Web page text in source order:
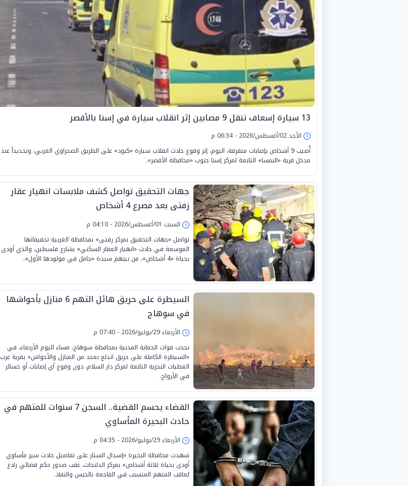
13 سيارة إسعاف تنقل 9 مصابين إثر انقلاب سيارة في إسنا بالأقصر
الأحد 02/أغسطس/2026 - 06:34 م
أُصيب 9 أشخاص بإصابات متفرقة، اليوم، إثر وقوع حادث انقلاب سيارة «كبود» على الطريق الصحراوي الغربي، وتحديداً عند
مدخل قرية «النمسا» التابعة لمركز إسنا جنوب «محافظة الأقصر».
جهات التحقيق تواصل كشف ملابسات انهيار عقار
زفتى بعد مصرع 4 أشخاص
السبت 01/أغسطس/2026 - 04:10 م
تواصل «جهات التحقيق بمركز زفتى» بمحافظة الغربية تحقيقاتها
الموسعة في حادث «انهيار العقار السكني» بشارع فلسطين، والذي أودى
بحياة «4 أشخاص»، من بينهم سيدة «حامل في مولودها الأول».
السيطرة على حريق هائل التهم 6 منازل بأحواشها
في سوهاج
الأربعاء 29/يوليو/2026 - 07:40 م
نجحت قوات الحماية المدنية بمحافظة سوهاج، مساء اليوم الأربعاء، في
«السيطرة الكاملة على حريق اندلع بعدد من المنازل والأحواش» بقرية عرب
العطيات البحرية التابعة لمركز دار السلام، دون وقوع أي إصابات أو خسائر
في الأرواح.
القضاء يحسم القضية.. السجن 7 سنوات للمتهم في
حادث البحيرة المأساوي
الأربعاء 29/يوليو/2026 - 04:35 م
شهدت محافظة البحيرة «إسدال الستار على تفاصيل حادث سير مأساوي
أودى بحياة ثلاثة أشخاص» بمركز الدلنجات، عقب صدور حكم قضائي رادع
يُعاقب المتهم المتسبب في الفاجعة بالحبس والنفاذ.